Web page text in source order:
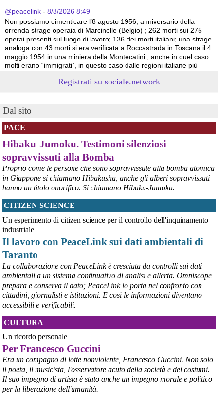
@peacelink - 8/8/2026 8:49
Non possiamo dimenticare l’8 agosto 1956, anniversario della
orrenda strage operaia di Marcinelle (Belgio) ; 262 morti sui 275
operai presenti sul luogo di lavoro; 136 dei morti italiani; una strage
analoga con 43 morti si era verificata a Roccastrada in Toscana il 4
maggio 1954 in una miniera della Montecatini ; anche in quel caso
molti erano “immigrati”, in questo caso dalle regioni italiane più
povere.
Vito Totire, portavoce RETE NAZIONALE LAVORO SICURO
#migranti #lavoratori #Marcinelle
@peacelink - 6/8/2026 21:53
askanews.it/2026/08/05/ex-ilva
“Dal confronto con tutti gli attori e dai contributi raccolti il Governo
elaborerà, come concordato a Palazzo Chigi, un piano straordinario
per Taranto”, avrebbe detto il ministro Urso.
#Taranto #
@peacelink - 6/8/2026 21:50
corriereditaranto.it/2026/08/0
Aprendo i lavori, il ministro Urso ha sottolineato come il Governo
debba necessariamente prendere atto della decisione della Corte
d’Appello di Milano, ricordando che il provvedimento è già stato
inserito nella data room della procedura di vendita. “Alla luce del
nuovo scenario – ha spiegato – Jindal ha presentato una proposta
aggiornata sull’intero perimetro aziendale che tiene conto della
chiusura dell’area a caldo e che i commissari stanno valutando”.
#ILVA #Taranto
Registrati su sociale.network
Dal sito
PACE
Hibaku-Jumoku. Testimoni silenziosi
sopravvissuti alla Bomba
Proprio come le persone che sono sopravvissute alla bomba atomica
in Giappone si chiamano Hibakusha, anche gli alberi sopravvissuti
hanno un titolo onorifico. Si chiamano Hibaku-Jumoku.
CITIZEN SCIENCE
Un esperimento di citizen science per il controllo dell'inquinamento
industriale
Il lavoro con PeaceLink sui dati ambientali di
Taranto
La collaborazione con PeaceLink è cresciuta da controlli sui dati
ambientali a un sistema continuativo di analisi e allerta. Omniscope
prepara e conserva il dato; PeaceLink lo porta nel confronto con
cittadini, giornalisti e istituzioni. E così le informazioni diventano
accessibili e verificabili.
CULTURA
Un ricordo personale
Per Francesco Guccini
Era un compagno di lotte nonviolente, Francesco Guccini. Non solo
il poeta, il musicista, l'osservatore acuto della società e dei costumi.
Il suo impegno di artista è stato anche un impegno morale e politico
per la liberazione dell'umanità.